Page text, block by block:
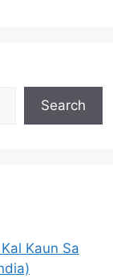
Search
Kaun Sa